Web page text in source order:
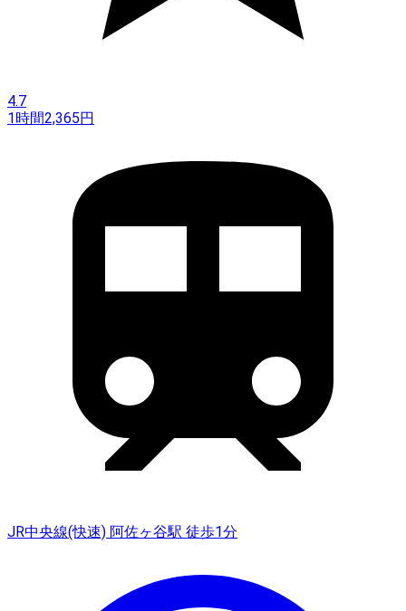
4.7
1時間2,365円
JR中央線(快速) 阿佐ヶ谷駅 徒歩1分